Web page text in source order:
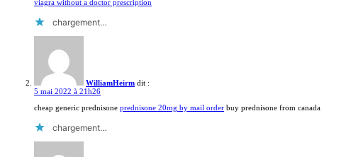
viagra without a doctor prescription
chargement…
WilliamHeirm dit :
5 mai 2022 à 21h26
cheap generic prednisone prednisone 20mg by mail order buy prednisone from canada
chargement…